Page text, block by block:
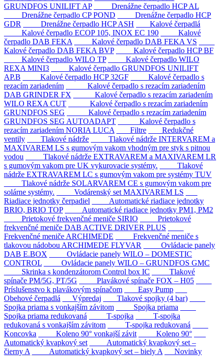
GRUNDFOS UNILIFT AP
Drenážne čerpadlo HCP AL
Drenážne čerpadlo CP POND
Drenážne čerpadlo HCP
GDR
Drenážne čerpadlo HCP ASH
Kalové čerpadlá
Kalové čerpadlo ECOP 105, INOX EC 190
Kalové
čerpadlo DAB FEKA
Kalové čerpadlo DAB FEKA VS
Kalové čerpadlo DAB FEKA BVP
Kalové čerpadlo HCP BF
Kalové čerpadlo WILO TP
Kalové čerpadlo WILO
REXA MINI3
Kalové čerpadlo GRUNDFOS UNILIFT
AP.B
Kalové čerpadlo HCP 32GF
Kalové čerpadlo s
rezacím zariadením
Kalové čerpadlo s rezacím zariadením
DAB GRINDER FX
Kalové čerpadlo s rezacím zariadením
WILO REXA CUT
Kalové čerpadlo s rezacím zariadením
GRUNDFOS SEG
Kalové čerpadlo s rezacím zariadením
GRUNDFOS SEG AUTOADAPT
Kalové čerpadlo s
rezacím zariadením NORIA LUCA
Filtre
Redukčné
ventily
Tlakové nádrže
Tlakové nádrže INTERVAREM a
MAXIVAREM LS s gumovým vakom vhodným pre styk s pitnou
vodou
Tlakové nádrže EXTRAVAREM a MAXIVAREM LR
s gumovým vakom pre UK vykurovacie systémy.
Tlakové
nádrže EXTRAVAREM LC s gumovým vakom pre systémy TUV
Tlakové nádrže SOLARVAREM CE s gumovým vakom pre
solárne systémy.
Vodárenský set MAXIVAREM LS
Riadiace jednotky čerpadiel
Automatické riadiace jednotky
BRIO, BRIO TOP
Automatické riadiace jednotky PM1, PM2
Prietokové frekvenčné meniče SIRIO
Prietokové
frekvenčné meniče DAB ACTIVE DRIVER PLUS
Frekvenčné meniče ARCHIMEDE
Frekvenčné meniče s
tlakovou nádobou ARCHIMEDE FLYVAR
Ovládacie panely
DAB E.BOX
Ovládacie panely WILO – DOMESTIC
CONTROL
Ovládacie panely WILO – GRUNDFOS GMC
Skrinka s kondenzátorom Control box IC
Tlakové
spínače PM/5G, PT/5G
Plavákové spínače FOX – H05
Príslušenstvo k plavákovým spínačom
Easy Pump
Obehové čerpadlá
Výpredaj
Tlakové spojky (4 bar)
Spojka priama s vonkajším závitom
Spojka priama
Spojka priama redukovaná
T-spojka
T-spojka
redukovaná s vonkajším závitom
T-spojka redukovaná
Koncovka
Koleno 90° vonkajší závit
Koleno 90°
Automatický kvapkový set
Automatický kvapkový set –
čierny A
Automatický kvapkový set – biely A Novinky